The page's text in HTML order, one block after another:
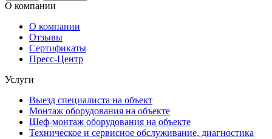
О компании
О компании
Отзывы
Сертификаты
Пресс-Центр
Услуги
Выезд специалиста на объект
Монтаж оборудования на объекте
Шеф-монтаж оборудования на объекте
Техническое и сервисное обслуживание, диагностика